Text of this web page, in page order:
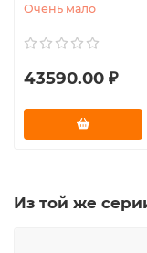
Очень мало
43590.00 ₽
Из той же